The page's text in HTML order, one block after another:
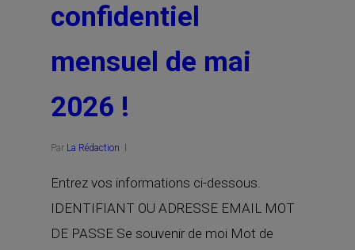
confidentiel
mensuel de mai
2026 !
Par La Rédaction
Entrez vos informations ci-dessous.
IDENTIFIANT OU ADRESSE EMAIL MOT
DE PASSE Se souvenir de moi Mot de